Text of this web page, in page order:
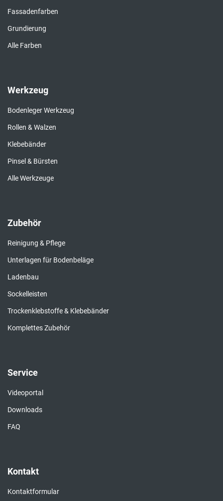
Fassadenfarben
Grundierung
Alle Farben
Werkzeug
Bodenleger Werkzeug
Rollen & Walzen
Klebebänder
Pinsel & Bürsten
Alle Werkzeuge
Zubehör
Reinigung & Pflege
Unterlagen für Bodenbeläge
Ladenbau
Sockelleisten
Trockenklebstoffe & Klebebänder
Komplettes Zubehör
Service
Videoportal
Downloads
FAQ
Kontakt
Kontaktformular